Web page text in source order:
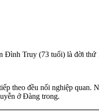
Truy (73 tuổi) là đời
theo đều nối nghiệp
ở Đàng trong.